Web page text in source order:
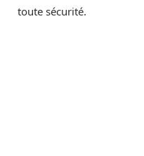
toute sécurité.